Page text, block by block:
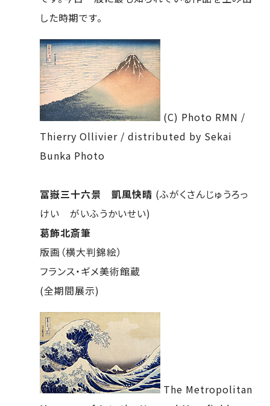
した時期です。
(C) Photo RMN /
Thierry Ollivier / distributed by Sekai
Bunka Photo
冨嶽三十六景 凱風快晴 (ふがくさんじゅうろっ
けい がいふうかいせい)
葛飾北斎筆
版画（横大判錦絵）
フランス・ギメ美術館蔵
(全期間展示)
The Metropolitan